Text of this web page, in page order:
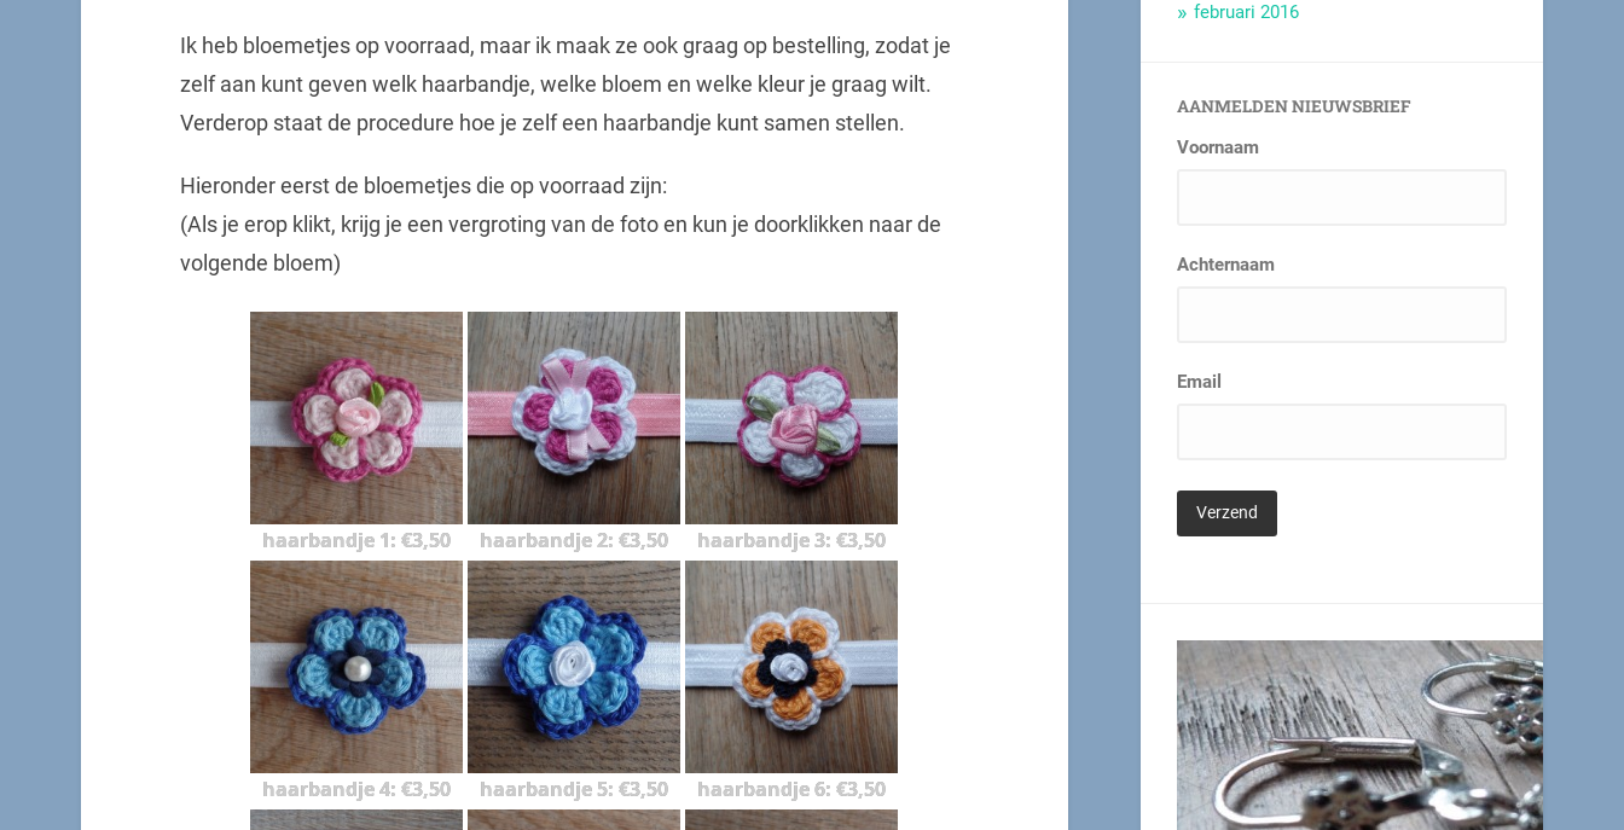
Ik heb bloemetjes op voorraad, maar ik maak ze ook graag op bestelling, zodat je
zelf aan kunt geven welk haarbandje, welke bloem en welke kleur je graag wilt.
Verderop staat de procedure hoe je zelf een haarbandje kunt samen stellen.
Hieronder eerst de bloemetjes die op voorraad zijn:
(Als je erop klikt, krijg je een vergroting van de foto en kun je doorklikken naar de
volgende bloem)
haarbandje 1: €3,50 haarbandje 2: €3,50 haarbandje 3: €3,50
haarbandje 4: €3,50 haarbandje 5: €3,50 haarbandje 6: €3,50
februari 2016
AANMELDEN NIEUWSBRIEF
Voornaam
Achternaam
Email